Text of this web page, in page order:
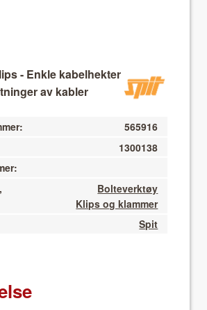
- Enkle kabelhekter
av kabler
565916
1300138
Bolteverktøy
,
Klips og klammer
Spit